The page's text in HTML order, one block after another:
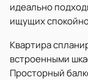
идеально
ищущих
Квартира
встроенными
Просторный